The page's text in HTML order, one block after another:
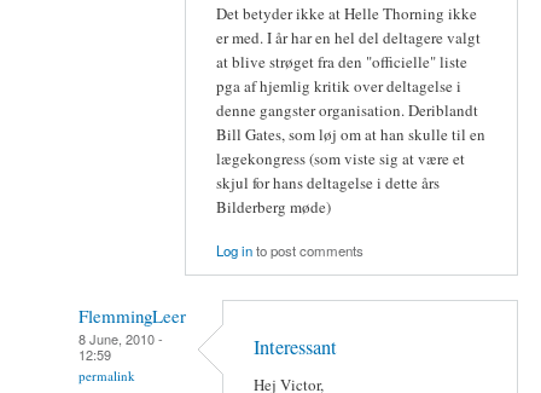
Det betyder ikke at Helle Thorning ikke
er med. I år har en hel del deltagere valgt
at blive strøget fra den "officielle" liste
pga af hjemlig kritik over deltagelse i
denne gangster organisation. Deriblandt
Bill Gates, som løj om at han skulle til en
lægekongress (som viste sig at være et
skjul for hans deltagelse i dette års
Bilderberg møde)
Log into post comments
FlemmingLeer
8 June, 2010 -
12:59
permalink
Interessant
Hej Victor,